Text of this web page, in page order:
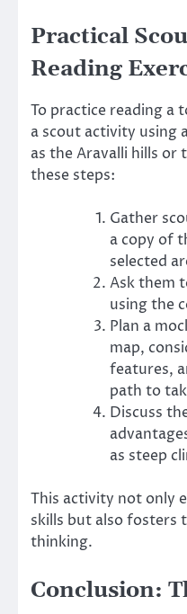
Practical
Reading
To practice reading a
a scout activity using
as the Aravalli hills or
these steps:
Gather
a copy of
selected
Ask them
using the
Plan a
map,
features,
path to
Discuss
as steep
This activity not only
skills but also fosters
thinking.
Conclusion: